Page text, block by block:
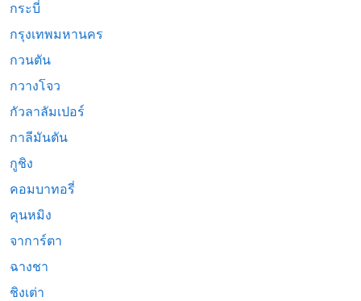
กระบี่
กรุงเทพมหานคร
กวนตัน
กวางโจว
กัวลาลัมเปอร์
กาลีมันตัน
กูชิง
คอมบาทอรี่
คุนหมิง
จาการ์ตา
ฉางชา
ชิงเต่า